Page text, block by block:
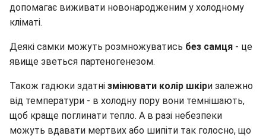
допомагає виживати новонародженим у холодному
кліматі.
Деякі самки можуть розмножуватись без самця - це
явище зветься партеногенезом.
Також гадюки здатні змінювати колір шкіри залежно
від температури - в холодну пору вони темнішають,
щоб краще поглинати тепло. А в разі небезпеки
можуть вдавати мертвих або шипіти так голосно, що